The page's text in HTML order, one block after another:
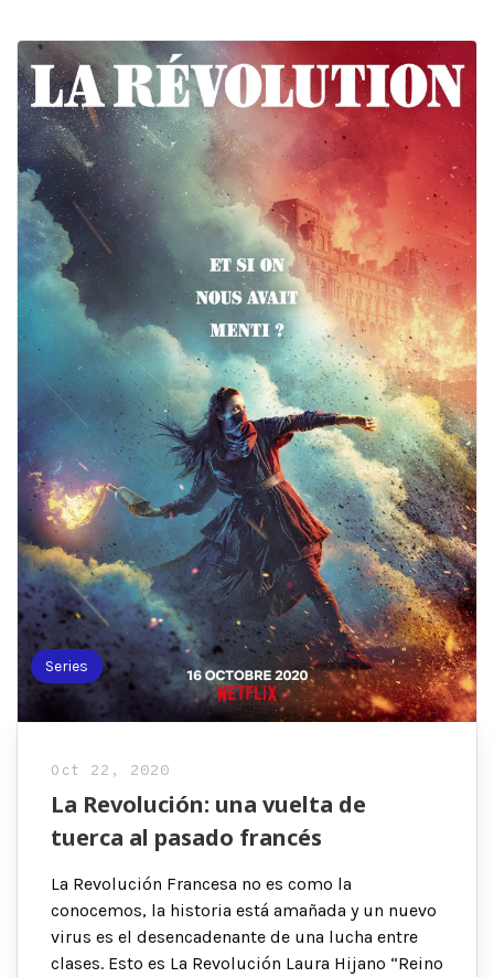
Series
Oct 22, 2020
La Revolución: una vuelta de
tuerca al pasado francés
La Revolución Francesa no es como la
conocemos, la historia está amañada y un nuevo
virus es el desencadenante de una lucha entre
clases. Esto es La Revolución Laura Hijano “Reino